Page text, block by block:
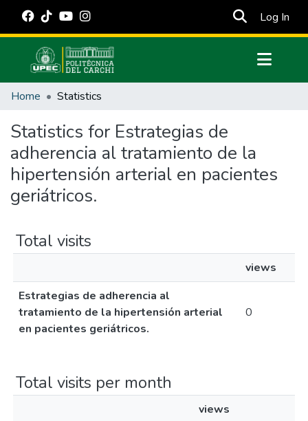
Log In
Communities & Collections
Estadísticas Externas
Manuales
Home Statistics
Statistics for Estrategias de
adherencia al tratamiento de la
hipertensión arterial en pacientes
geriátricos.
Total visits
views
Estrategias de adherencia al
tratamiento de la hipertensión arterial
en pacientes geriátricos.
0
Total visits per month
views